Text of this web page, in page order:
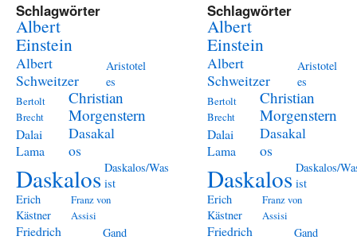
Schlagwörter
Albert
Einstein
Albert
Schweitzer
Aristotel
es
Bertolt
Brecht
Christian
Morgenstern
Dalai
Lama
Dasakal
os
Daskalos Daskalos/Was
ist
Erich
Kästner
Franz von
Assisi
Friedrich
Gand
Schlagwörter
Albert
Einstein
Albert
Schweitzer
Aristotel
es
Bertolt
Brecht
Christian
Morgenstern
Dalai
Lama
Dasakal
os
Daskalos Daskalos/
ist
Erich
Kästner
Franz von
Assisi
Friedrich
Gand